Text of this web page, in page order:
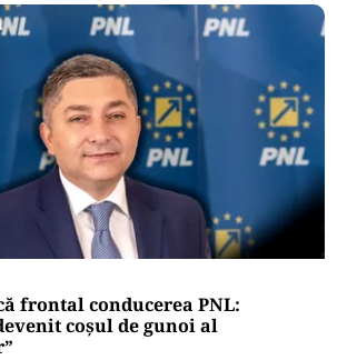
frontal conducerea PNL:
coșul de gunoi al